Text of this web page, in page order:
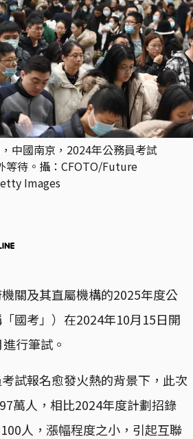
中國南京，2024年公務員考試
等待。攝：CFOTO/Future
Images
關及其直屬機構的2025年度公
國考」）在2024年10月15日開
行筆試。
試報名愈發火熱的背景下，此次
萬人，相比2024年度計劃招錄
人，漲幅程度之小，引起互聯